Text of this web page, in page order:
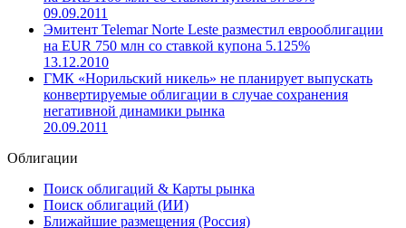
5.750%
10.02.2012
Эмитент Telemar Norte Leste разместил еврооблигации
на BRL 1100 млн со ставкой купона 9.750%
09.09.2011
Эмитент Telemar Norte Leste разместил еврооблигации
на EUR 750 млн со ставкой купона 5.125%
13.12.2010
конвертируемые облигации в случае сохранения
20.09.2011
Облигации